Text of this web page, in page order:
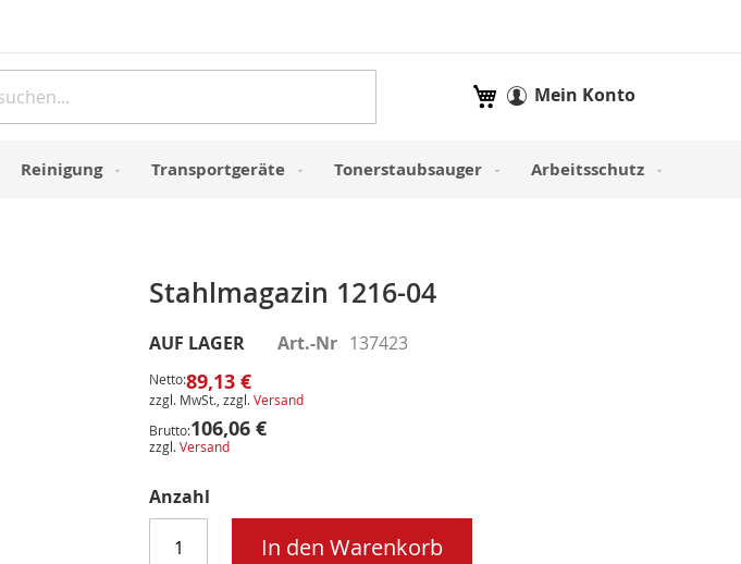
Mein Warenkorb
Mein Konto
Reinigung Transportgeräte Tonerstaubsauger Arbeitsschutz
Stahlmagazin 1216-04
AUF LAGER Art.-Nr 137423
Netto:89,13 €
zzgl. MwSt., zzgl.Versand
Brutto:106,06 €
zzgl.Versand
Anzahl
In den Warenkorb